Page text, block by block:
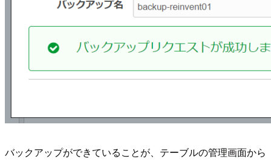
バックアップができていることが、テーブルの管理画面から